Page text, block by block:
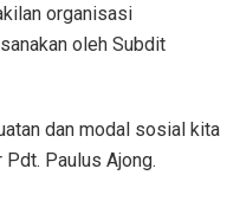
organisasi
oleh Subdit
dan modal sosial kita
Pdt. Paulus Ajong.